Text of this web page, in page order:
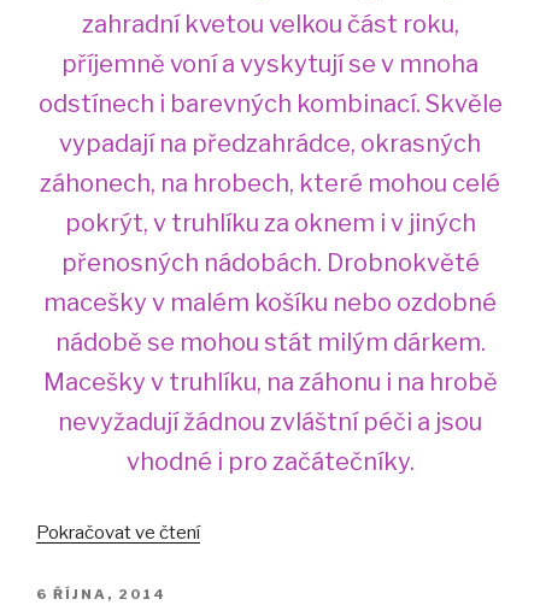
zahradní kvetou velkou část roku,
příjemně voní a vyskytují se v mnoha
odstínech i barevných kombinací. Skvěle
vypadají na předzahrádce, okrasných
záhonech, na hrobech, které mohou celé
pokrýt, v truhlíku za oknem i v jiných
přenosných nádobách. Drobnokvěté
macešky v malém košíku nebo ozdobné
nádobě se mohou stát milým dárkem.
Macešky v truhlíku, na záhonu i na hrobě
nevyžadují žádnou zvláštní péči a jsou
vhodné i pro začátečníky.
Pokračovat ve čtení„Macešky,
PUBLIKOVÁNO
6 ŘÍJNA, 2014